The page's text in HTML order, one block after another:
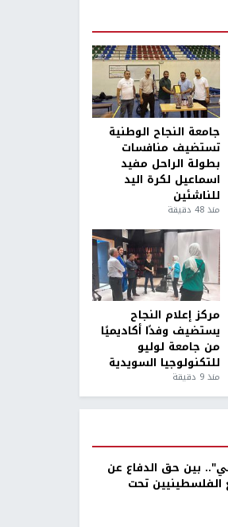
جامعة النجاح الوطنية
تستضيف منافسات
بطولة الراحل مفيد
اسماعيل لكرة اليد
للناشئين
منذ 48 دقيقة
مركز إعلام النجاح
يستضيف وفدًا أكاديميًا
من جامعة لوليو
للتكنولوجيا السويدية
منذ 9 دقيقة
بين حق الدفاع عن
الفلسطينيين تحت